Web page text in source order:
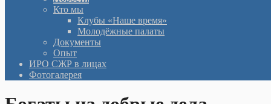
Кто мы
Клубы «Наше время»
Молодёжные палаты
Документы
Опыт
ИРО СЖР в лицах
Фотогалерея